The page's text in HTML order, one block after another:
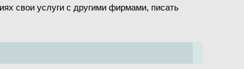
свои услуги с другими фирмами, писать